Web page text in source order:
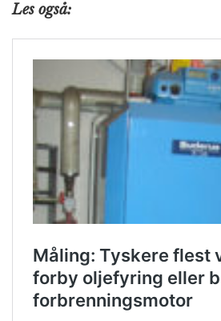
Les også: